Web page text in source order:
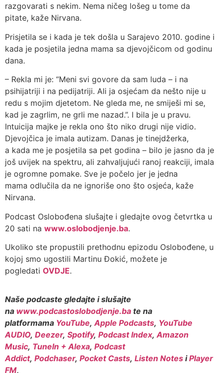
razgovarati s nekim. Nema ničeg lošeg u tome da
pitate, kaže Nirvana.
Prisjetila se i kada je tek došla u Sarajevo 2010. godine i
kada je posjetila jedna mama sa djevojčicom od godinu
dana.
– Rekla mi je: “Meni svi govore da sam luda – i na
psihijatriji i na pedijatriji. Ali ja osjećam da nešto nije u
redu s mojim djetetom. Ne gleda me, ne smiješi mi se,
kad je zagrlim, ne grli me nazad.”. I bila je u pravu.
Intuicija majke je rekla ono što niko drugi nije vidio.
Djevojčica je imala autizam. Danas je tinejdžerka,
a kada me je posjetila sa pet godina – bilo je jasno da je
još uvijek na spektru, ali zahvaljujući ranoj reakciji, imala
je ogromne pomake. Sve je počelo jer je jedna
mama odlučila da ne ignoriše ono što osjeća, kaže
Nirvana.
Podcast Oslobođena slušajte i gledajte ovog četvrtka u
20 sati na www.oslobodjenje.ba.
Ukoliko ste propustili prethodnu epizodu Oslobođene, u
kojoj smo ugostili Martinu Đokić, možete je
pogledati OVDJE.
Naše podcaste gledajte i slušajte
na www.podcastoslobodjenje.ba te na
platformama YouTube,Apple Podcasts, YouTube
AUDIO, Deezer, Spotify, Podcast Index,Amazon
Music, TuneIn + Alexa, Podcast
Addict, Podchaser, Pocket Casts, Listen Notes iPlayer
FM.